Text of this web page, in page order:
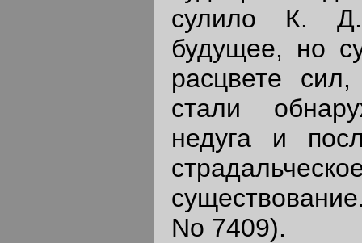
сулило К. Д.
будущее, но
расцвете
стали
недуга и
No 7409).